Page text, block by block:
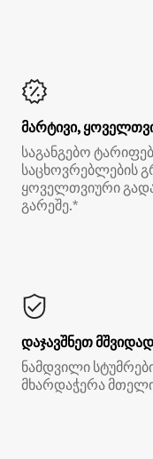
მარტივი,
საგანგებო
საცხოვრებლების
ყოველთვიური
გარეშე.*
დაჯავშნეთ მშვიდად
ნამდვილი
მხარდაჭერა